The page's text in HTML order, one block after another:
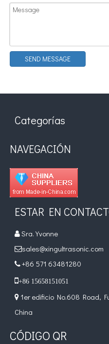
El sistema de recubrimiento de
SEND MESSAGE
Categorías
NAVEGACIÓN
ESTAR EN
 Sra. Yvonne
sales@xingultrasonic.com
 +86 571 63481280
+86 15658151051
 1er edificio No.608 Road,
China
CÓDIGO QR